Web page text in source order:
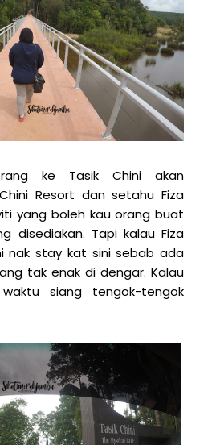
ke Tasik Chini akan
Resort dan setahu Fiza
yang boleh kau orang buat
disediakan. Tapi kalau Fiza
nak stay kat sini sebab ada
tak enak di dengar. Kalau
siang tengok-tengok